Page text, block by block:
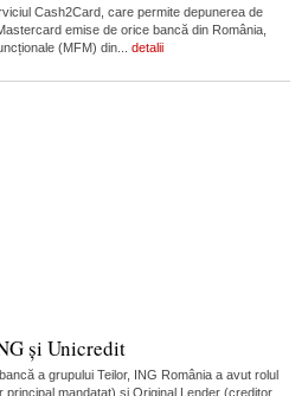
Cash2Card, care permite depunerea de
emise de orice bancă din România,
(MFM) din... detalii
și Unicredit
a grupului Teilor, ING România a avut rolul
principal mandatat) și Original Lender (creditor